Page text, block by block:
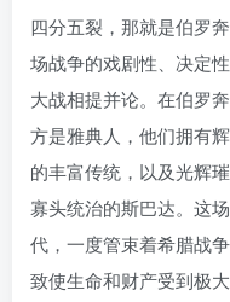
四分五裂，那就是伯罗
场战争的戏剧性、决定
大战相提并论。在伯罗
方是雅典人，他们拥有
的丰富传统，以及光辉
寡头统治的斯巴达。这
代，一度管束着希腊战
致使生命和财产受到极